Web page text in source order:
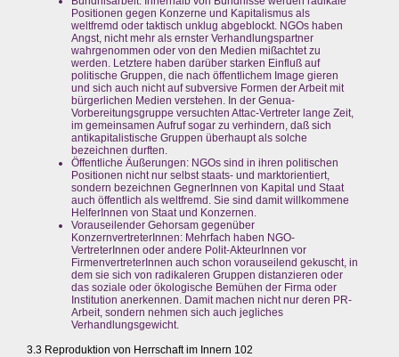
Positionen gegen Konzerne und Kapitalismus als
weltfremd oder taktisch unklug abgeblockt. NGOs haben
Angst, nicht mehr als ernster Verhandlungspartner
wahrgenommen oder von den Medien mißachtet zu
werden. Letztere haben darüber starken Einfluß auf
politische Gruppen, die nach öffentlichem Image gieren
und sich auch nicht auf subversive Formen der Arbeit mit
bürgerlichen Medien verstehen. In der Genua-
Vorbereitungsgruppe versuchten Attac-Vertreter lange Zeit,
im gemeinsamen Aufruf sogar zu verhindern, daß sich
antikapitalistische Gruppen überhaupt als solche
bezeichnen durften.
Öffentliche Äußerungen: NGOs sind in ihren politischen
Positionen nicht nur selbst staats- und marktorientiert,
sondern bezeichnen GegnerInnen von Kapital und Staat
auch öffentlich als weltfremd. Sie sind damit willkommene
HelferInnen von Staat und Konzernen.
Vorauseilender Gehorsam gegenüber
KonzernvertreterInnen: Mehrfach haben NGO-
VertreterInnen oder andere Polit-AkteurInnen vor
FirmenvertreterInnen auch schon vorauseilend gekuscht, in
dem sie sich von radikaleren Gruppen distanzieren oder
das soziale oder ökologische Bemühen der Firma oder
Institution anerkennen. Damit machen nicht nur deren PR-
Arbeit, sondern nehmen sich auch jegliches
Verhandlungsgewicht.
3.3 Reproduktion von Herrschaft im Innern 102